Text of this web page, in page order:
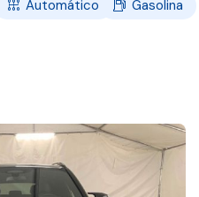
Automático Gasolina